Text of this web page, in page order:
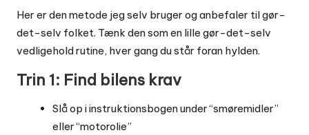
Her er den metode jeg selv bruger og anbefaler til gør-
det-selv folket. Tænk den som en lille gør-det-selv
vedligeholdrutine, hver gang du står foran hylden.
Trin 1: Find bilens krav
Slå op i instruktionsbogen under “smøremidler”
eller “motorolie”